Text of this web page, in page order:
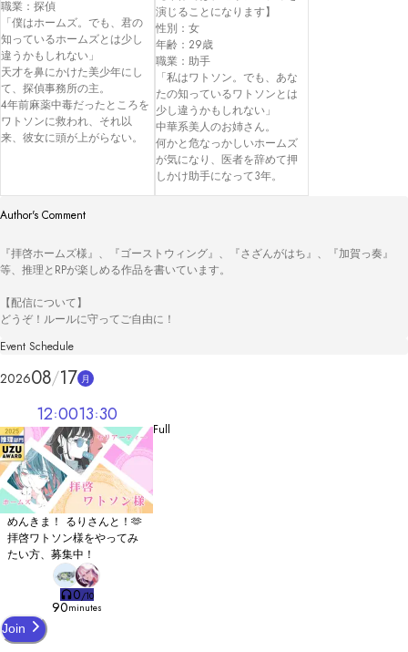
職業：探偵
「僕はホームズ。でも、君の
知っているホームズとは少し
違うかもしれない」
天才を鼻にかけた美少年にし
て、探偵事務所の主。
4年前麻薬中毒だったところを
ワトソンに救われ、それ以
来、彼女に頭が上がらない。
演じることになります】
性別：女
年齢：29歳
職業：助手
「私はワトソン。でも、あな
たの知っているワトソンとは
少し違うかもしれない」
中華系美人のお姉さん。
何かと危なっかしいホームズ
が気になり、医者を辞めて押
しかけ助手になって3年。
Author's Comment
『拝啓ホームズ様』、『ゴーストウィング』、『さざんがはち』、『加賀っ奏』
等、推理とRPが楽しめる作品を書いています。
【配信について】
どうぞ！ルールに守ってご自由に！
Event Schedule
202608 17 月
Full
12 0013 30
めんきま！ るりさんと！🫶
拝啓ワトソン様をやってみ
たい方、募集中！
0/10
90minutes
Join